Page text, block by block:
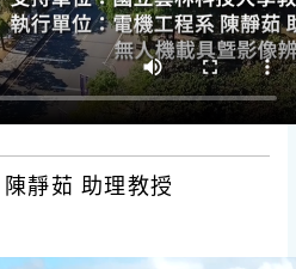
靜茹 助理教授